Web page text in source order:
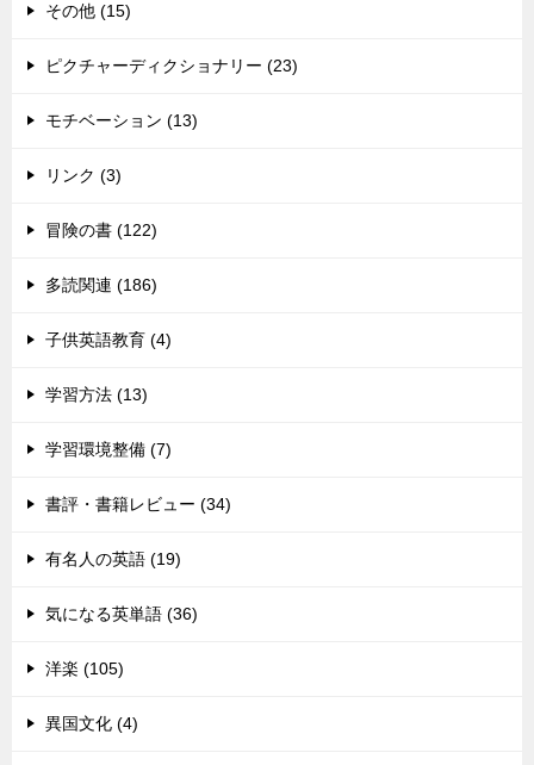
その他 (15)
ピクチャーディクショナリー (23)
モチベーション (13)
リンク (3)
冒険の書 (122)
多読関連 (186)
子供英語教育 (4)
学習方法 (13)
学習環境整備 (7)
書評・書籍レビュー (34)
有名人の英語 (19)
気になる英単語 (36)
洋楽 (105)
異国文化 (4)